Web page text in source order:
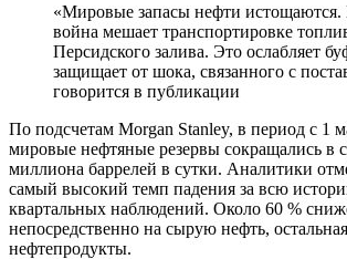
«Мировые запасы нефти истощаются.
война мешает транспортировке
Персидского залива. Это ослабляет
защищает от шока, связанного с
говорится в публикации
По подсчетам Morgan Stanley, в период с 1
мировые нефтяные резервы сокращались в
миллиона баррелей в сутки. Аналитики
самый высокий темп падения за всю
квартальных наблюдений. Около 60 %
непосредственно на сырую нефть,
нефтепродукты.